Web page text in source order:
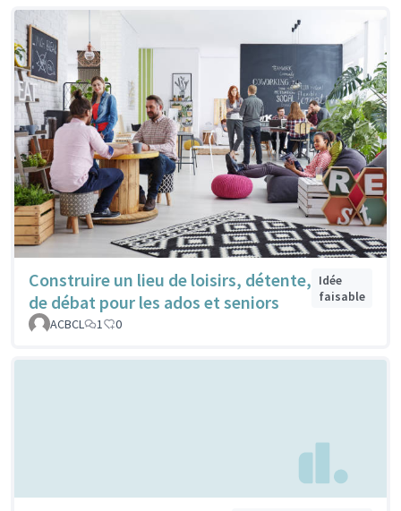
Construire un lieu de loisirs, détente,
de débat pour les ados et seniors
Idée
faisable
ACBCL
1 0